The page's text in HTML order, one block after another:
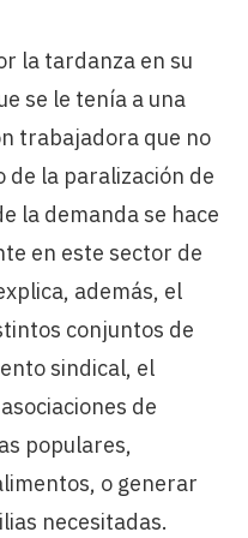
la tardanza en su
se le tenía a una
trabajadora que no
de la paralización de
la demanda se hace
en este sector de
además, el
conjuntos de
sindical, el
de
populares,
o generar
necesitadas.